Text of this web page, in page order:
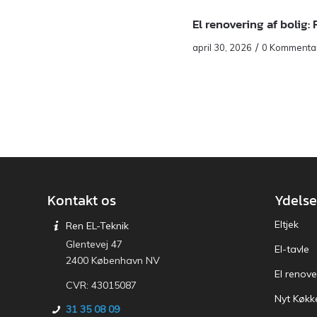
El renovering af
april 30, 2026 / 0
Kontakt os
Ren EL-Teknik
Glentevej 47
2400 København NV
CVR: 43015087
31 35 08 09
Eltjek
El-tavle
El
Nyt